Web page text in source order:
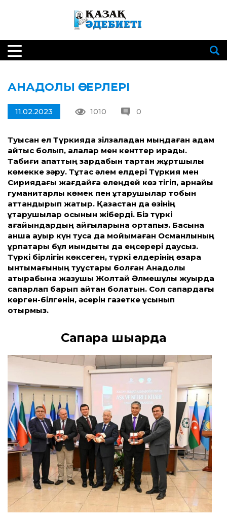
АНАДОЛЫ ӘСЕРЛЕРІ
11.02.2023 1010 0
Туысқан ел Түркияда зілзаладан мыңдаған адам
қайтыс болып, қалалар мен кенттер қирады.
Табиғи апаттың зардабын тартқан жұртшылық
көмекке зәру. Тұтас әлем елдері Түркия мен
Сириядағы жағдайға елеңдей көз тігіп, арнайы
гуманитарлық көмек пен құтқарушылар тобын
аттандырып жатыр. Қазақстан да өзінің
құтқарушылар қосынын жіберді. Біз түркі
ағайындардың қайғыларына ортақпыз. Басына
қанша ауыр күн туса да мойымаған Османлының
ұрпақтары бұл қиындықты да еңсерері даусыз.
Түркі бірлігін көксеген, түркі елдерінің өзара
ынтымағының туұстары болған Анадолы
атырабына жазушы Жолтай Әлмешұлы жуырда
сапарлап барып қайтқан болатын. Сол сапардағы
көрген-білгенін, әсерін газетке ұсынып
отырмыз.
Сапарға шығарда